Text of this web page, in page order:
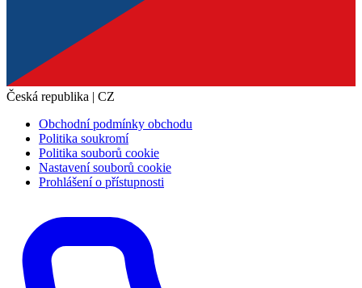
Česká republika | CZ
Obchodní podmínky obchodu
Politika soukromí
Politika souborů cookie
Nastavení souborů cookie
Prohlášení o přístupnosti